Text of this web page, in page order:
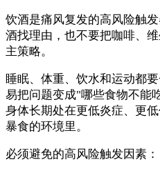
饮酒是痛风复发的高风险触
酒找理由，也不要把咖啡、
主策略。
睡眠、体重、饮水和运动都
易把问题变成"哪些食物不能
身体长期处在更低炎症、更
暴食的环境里。
必须避免的高风险触发因素：